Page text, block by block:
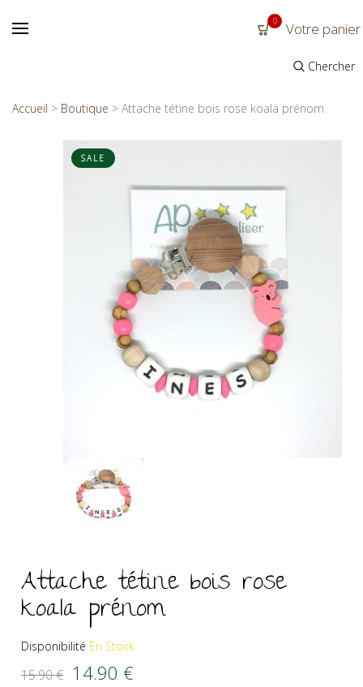
0 Votre panier
Chercher
Accueil > Boutique > Attache tétine bois rose koala prénom
SALE
Attache tétine bois rose
koala prénom
Disponibilité En Stock
15.90€ Le prix initial était : 15.90 €.
14.90 €